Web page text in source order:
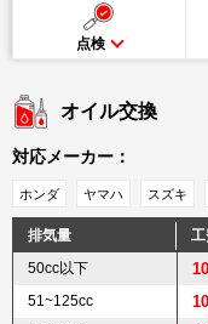
点検
オイル交換
対応メーカー：
ホンダ ヤマハ スズキ
排気量
50cc以下
51~125cc